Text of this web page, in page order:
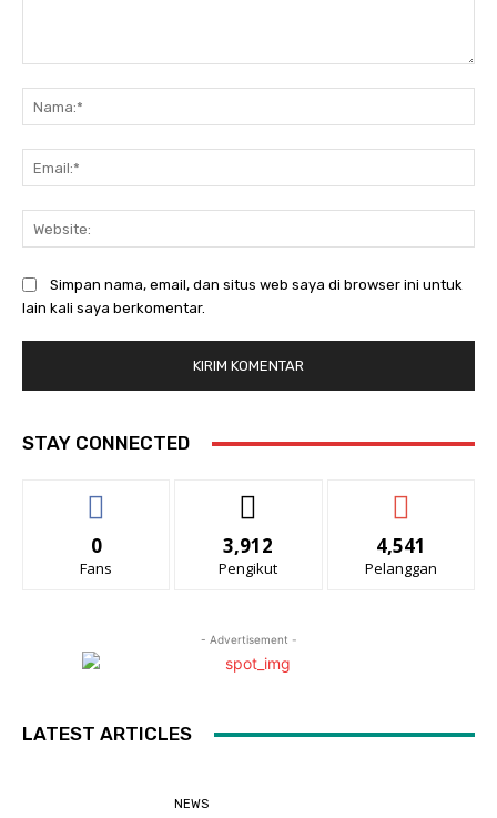
Simpan nama, email, dan situs web saya di browser ini untuk
lain kali saya berkomentar.
STAY CONNECTED
0
Fans
3,912
Pengikut
4,541
Pelanggan
- Advertisement -
LATEST ARTICLES
NEWS